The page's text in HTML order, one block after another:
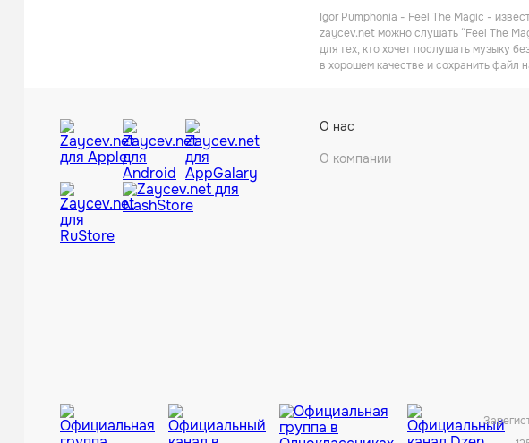
Igor Pumphonia - Feel The Magic -
zaycev.net можно слушать “Feel The
для тех, кто хочет послушать музыку
в хорошем качестве и сохранить файл
О нас
О компании